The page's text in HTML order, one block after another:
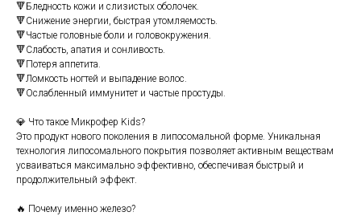
🔻Бледность кожи и слизистых оболочек.
🔻Снижение энергии, быстрая утомляемость.
🔻Частые головные боли и головокружения.
🔻Слабость, апатия и сонливость.
🔻Потеря аппетита.
🔻Ломкость ногтей и выпадение волос.
🔻Ослабленный иммунитет и частые простуды.
💎 Что такое Микрофер Kids?
Это продукт нового поколения в липосомальной форме. Уникальная
технология липосомального покрытия позволяет активным веществам
усваиваться максимально эффективно, обеспечивая быстрый и
продолжительный эффект.
🔥 Почему именно железо?